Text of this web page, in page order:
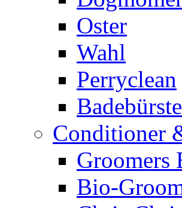
Oster
Wahl
Perryclean
Conditioner
Groomers
Bio-